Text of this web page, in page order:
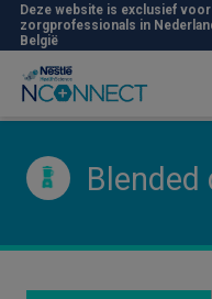
Skip
main
content
Deze website is exclusief voor
zorgprofessionals in
België
Blended